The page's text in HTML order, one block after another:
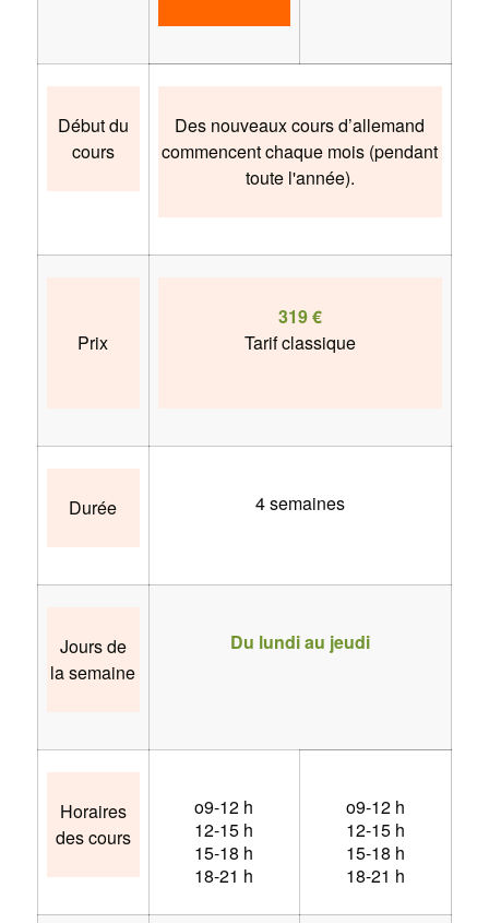
Début du
cours
Des nouveaux cours d’allemand
commencent chaque mois (pendant
toute l'année).
Prix
319 €
Tarif classique
Durée 4 semaines
Jours de
la semaine
Du lundi au jeudi
Horaires
des cours
o9-12 h
12-15 h
15-18 h
18-21 h
o9-12 h
12-15 h
15-18 h
18-21 h